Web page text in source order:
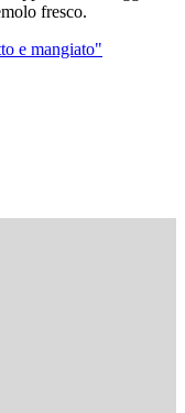
fresco.
e mangiato"